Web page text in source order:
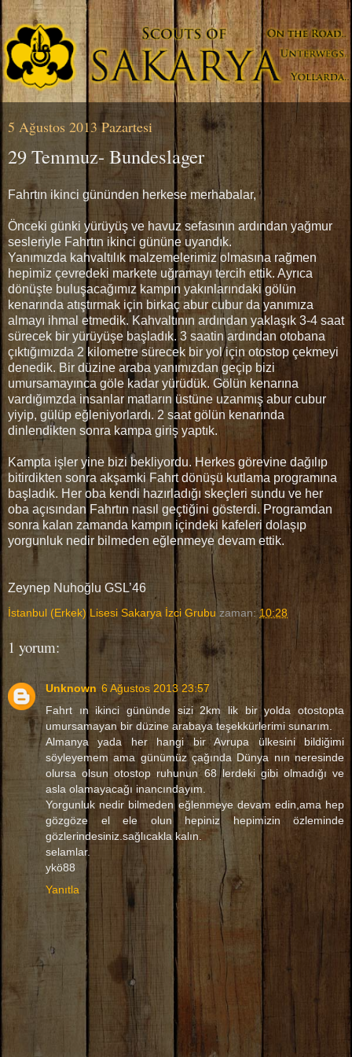
5 Ağustos 2013 Pazartesi
29 Temmuz- Bundeslager
Fahrtın ikinci gününden herkese merhabalar,
Önceki günki yürüyüş ve havuz sefasının ardından yağmur
sesleriyle Fahrtın ikinci gününe uyandık.
Yanımızda kahvaltılık malzemelerimiz olmasına rağmen
hepimiz çevredeki markete uğramayı tercih ettik. Ayrıca
dönüşte buluşacağımız kampın yakınlarındaki gölün
kenarında atıştırmak için birkaç abur cubur da yanımıza
almayı ihmal etmedik. Kahvaltının ardından yaklaşık 3-4 saat
sürecek bir yürüyüşe başladık. 3 saatin ardından otobana
çıktığımızda 2 kilometre sürecek bir yol için otostop çekmeyi
denedik. Bir düzine araba yanımızdan geçip bizi
umursamayınca göle kadar yürüdük. Gölün kenarına
vardığımzda insanlar matların üstüne uzanmış abur cubur
yiyip, gülüp eğleniyorlardı. 2 saat gölün kenarında
dinlendikten sonra kampa giriş yaptık.
Kampta işler yine bizi bekliyordu. Herkes görevine dağılıp
bitirdikten sonra akşamki Fahrt dönüşü kutlama programına
başladık. Her oba kendi hazırladığı skeçleri sundu ve her
oba açısından Fahrtın nasıl geçtiğini gösterdi. Programdan
sonra kalan zamanda kampın içindeki kafeleri dolaşıp
yorgunluk nedir bilmeden eğlenmeye devam ettik.
Zeynep Nuhoğlu GSL’46
İstanbul (Erkek) Lisesi Sakarya İzci Grubu zaman:10:28
1 yorum:
Unknown 6 Ağustos 2013 23:57
Fahrt ın ikinci gününde sizi 2km lik bir yolda otostopta
umursamayan bir düzine arabaya teşekkürlerimi sunarım.
Almanya yada her hangi bir Avrupa ülkesini bildiğimi
söyleyemem ama günümüz çağında Dünya nın neresinde
olursa olsun otostop ruhunun 68 lerdeki gibi olmadığı ve
asla olamayacağı inancındayım.
Yorgunluk nedir bilmeden eğlenmeye devam edin,ama hep
gözgöze el ele olun hepiniz hepimizin özleminde
gözlerindesiniz.sağlıcakla kalın.
selamlar.
ykö88
Yanıtla